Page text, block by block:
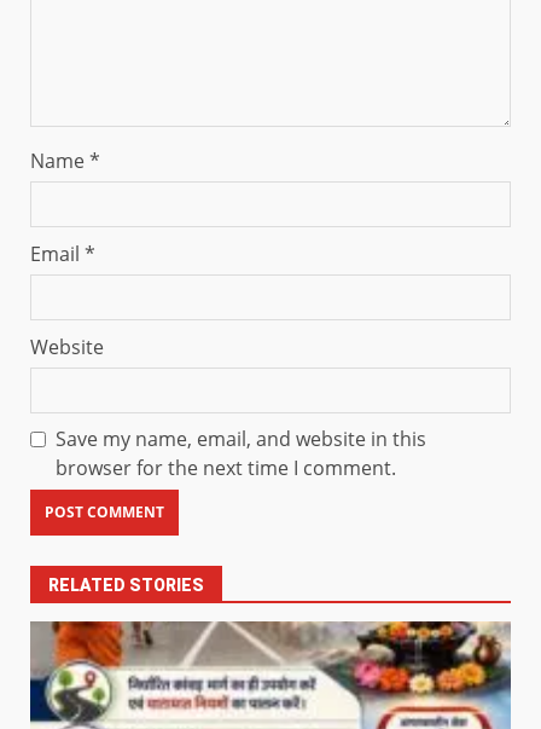
Name*
Email *
Website
Save my name, email, and website in this
browser for the next time I comment.
RELATED STORIES